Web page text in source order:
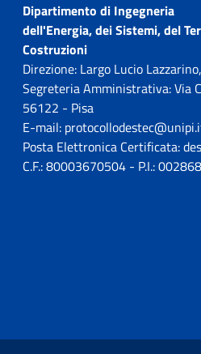
Dipartimento di Ingegneria
dell'Energia, dei Sistemi, del
Costruzioni
Direzione: Largo Lucio
Segreteria Amministrativa: Via
56122 - Pisa
E-mail:
Posta Elettronica Certificata:
C.F.: 80003670504 - P.I.: